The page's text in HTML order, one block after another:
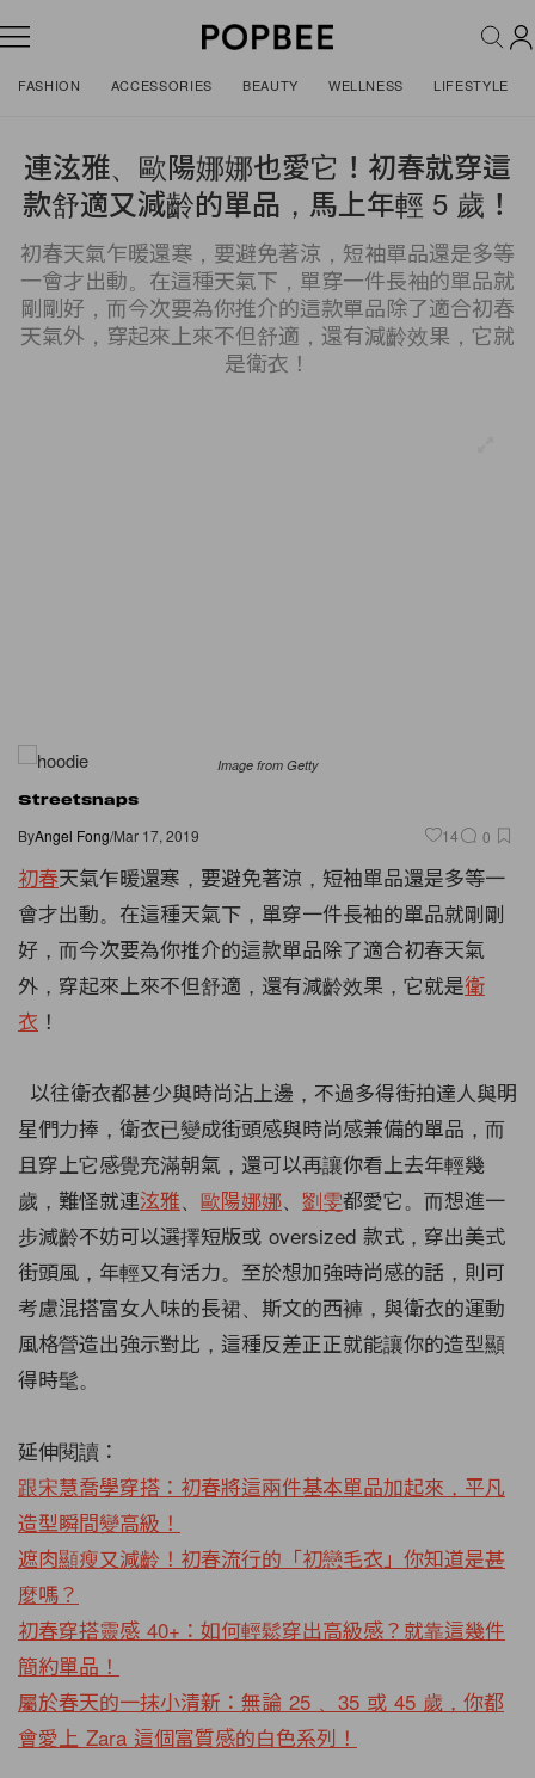
FASHION ACCESSORIES BEAUTY WELLNESS LIFESTYLE
連泫雅、歐陽娜娜也愛它！初春就穿這
款舒適又減齡的單品，馬上年輕 5 歲！
初春天氣乍暖還寒，要避免著涼，短袖單品還是多等
一會才出動。在這種天氣下，單穿一件長袖的單品就
剛剛好，而今次要為你推介的這款單品除了適合初春
天氣外，穿起來上來不但舒適，還有減齡效果，它就
是衛衣！
Image from Getty
Streetsnaps
ByAngel Fong/Mar 17, 2019 14 0
初春天氣乍暖還寒，要避免著涼，短袖單品還是多等一
會才出動。在這種天氣下，單穿一件長袖的單品就剛剛
好，而今次要為你推介的這款單品除了適合初春天氣
外，穿起來上來不但舒適，還有減齡效果，它就是衛
衣 ！
以往衛衣都甚少與時尚沾上邊，不過多得街拍達人與明
星們力捧，衛衣已變成街頭感與時尚感兼備的單品，而
且穿上它感覺充滿朝氣，還可以再讓你看上去年輕幾
歲，難怪就連泫雅 歐陽娜娜 劉雯都愛它。而想進一
步減齡不妨可以選擇短版或 oversized 款式，穿出美式
街頭風，年輕又有活力。至於想加強時尚感的話，則可
考慮混搭富女人味的長裙、斯文的西褲，與衛衣的運動
風格營造出強示對比，這種反差正正就能讓你的造型顯
得時髦。
延伸閱讀：
跟宋慧喬學穿搭：初春將這兩件基本單品加起來，平凡
造型瞬間變高級！
遮肉顯瘦又減齡！初春流行的「初戀毛衣」你知道是甚
麼嗎？
初春穿搭靈感 40+：如何輕鬆穿出高級感？就靠這幾件
簡約單品！
屬於春天的一抹小清新：無論 25 、35 或 45 歲，你都
會愛上 Zara 這個富質感的白色系列！